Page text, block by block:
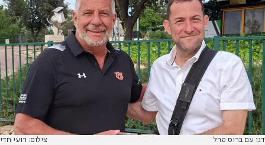
דגן עם ברוס פרל צילום: רועי חדי